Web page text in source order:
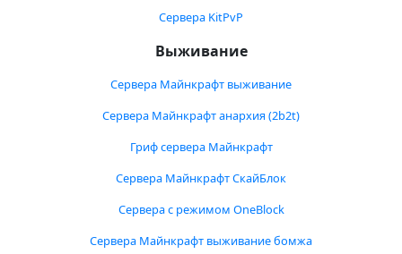
Сервера KitPvP
Выживание
Сервера Майнкрафт выживание
Сервера Майнкрафт анархия (2b2t)
Гриф сервера Майнкрафт
Сервера Майнкрафт СкайБлок
Сервера с режимом OneBlock
Сервера Майнкрафт выживание бомжа